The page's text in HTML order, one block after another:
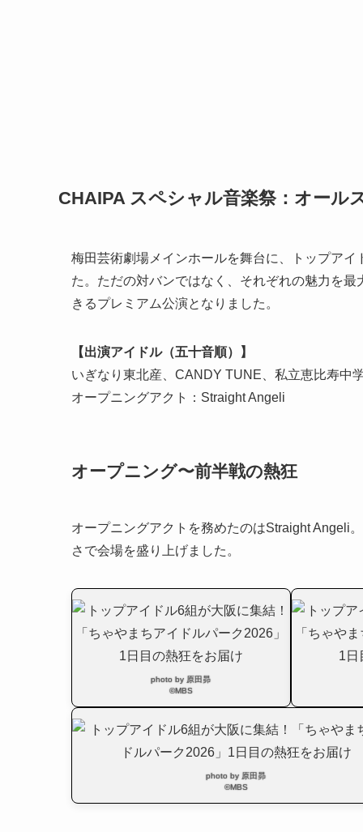
CHAIPA スペシャル音楽祭：オール
梅田芸術劇場メインホールを舞台に、トップア
た。ただの対バンではなく、それぞれの魅力を
きるプレミアム公演となりました。
【出演アイドル（五十音順）】
いぎなり東北産、CANDY TUNE、私立恵比寿
オープニングアクト：Straight Angeli
オープニング〜前半戦の熱狂
オープニングアクトを務めたのはStraight Angeli
さで会場を盛り上げました。
photo by 原田昴
©MBS
photo by 原田昴
©MBS